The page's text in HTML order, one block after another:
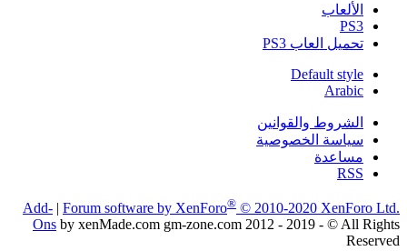
الألعاب
PS3
تحميل العاب PS3
Default style
Arabic
الشروط والقوانين
سياسة الخصوصية
مساعدة
RSS
Forum software by XenForo® © 2010-2020 XenForo Ltd.
|
Add-
Ons by xenMade.com gm-zone.com 2012 - 2019 - © All Rights
Reserved